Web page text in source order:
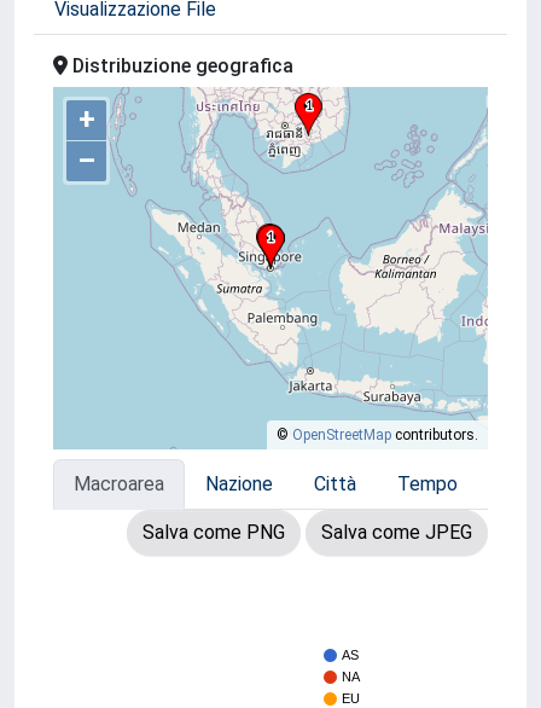
Visualizzazione File
Distribuzione geografica
+
–
© OpenStreetMap contributors.
Macroarea Nazione Città Tempo
Salva come PNG Salva come JPEG
AS
NA
EU